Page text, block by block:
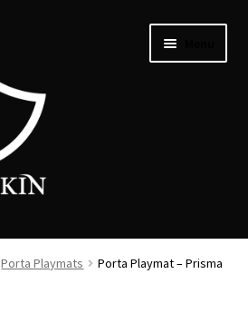
Porta Playmats Porta Playmat – Prisma